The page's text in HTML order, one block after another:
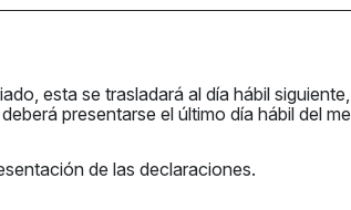
esta se trasladará al día hábil
presentarse el último día hábil del
de las declaraciones.